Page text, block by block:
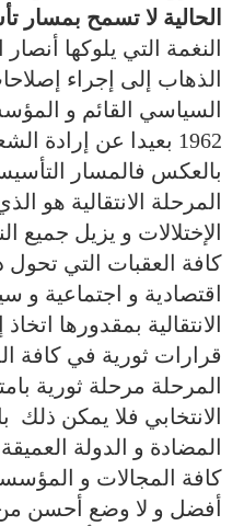
الحالية لا تسمح بمسار
النغمة التي يلوكها
الذهاب إلى إجراء
السياسي القائم و
1962 بعيدا عن إرادة
بالعكس فالمسار
المرحلة الانتقالية
الإختلالات و يزيل جميع
كافة العقبات التي
اقتصادية و اجتماعية و
الانتقالية بمقدورها
قرارات ثورية في كافة
المرحلة مرحلة ثورية
الانتخابي فلا يمكن ذلك
المضادة و الدولة
كافة المجالات و
أفضل و لا وضع أحسن من